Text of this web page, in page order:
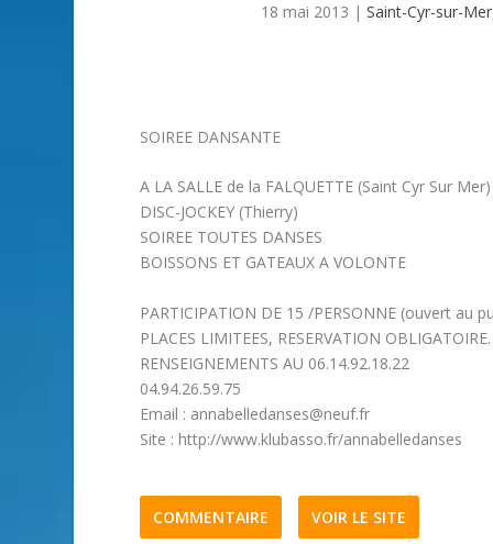
18 mai 2013 | Saint-Cyr-sur-Mer
SOIREE DANSANTE
A LA SALLE de la FALQUETTE (Saint Cyr Sur Mer)
DISC-JOCKEY (Thierry)
SOIREE TOUTES DANSES
BOISSONS ET GATEAUX A VOLONTE
PARTICIPATION DE 15 /PERSONNE (ouvert au
PLACES LIMITEES, RESERVATION OBLIGATOIRE.
RENSEIGNEMENTS AU 06.14.92.18.22
04.94.26.59.75
Email : annabelledanses@neuf.fr
Site : http://www.klubasso.fr/annabelledanses
COMMENTAIRE VOIR LE SITE